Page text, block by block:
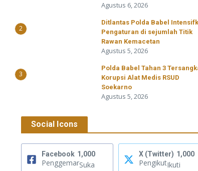
Agustus 6, 2026
2
Ditlantas Polda Babel
Pengaturan di sejumlah Titik
Rawan Kemacetan
Agustus 5, 2026
3
Polda Babel Tahan 3
Korupsi Alat Medis RSUD
Soekarno
Agustus 5, 2026
Social Icons
Facebook 1,000
PenggemarSuka
X (Twitter) 1,000
PengikutIkuti